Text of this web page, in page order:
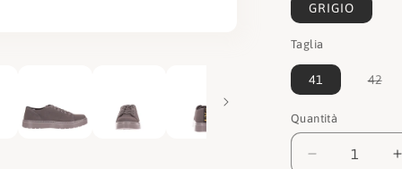
GRIGIO
Taglia
41 42
Quantità
Quantità
Diminuisci